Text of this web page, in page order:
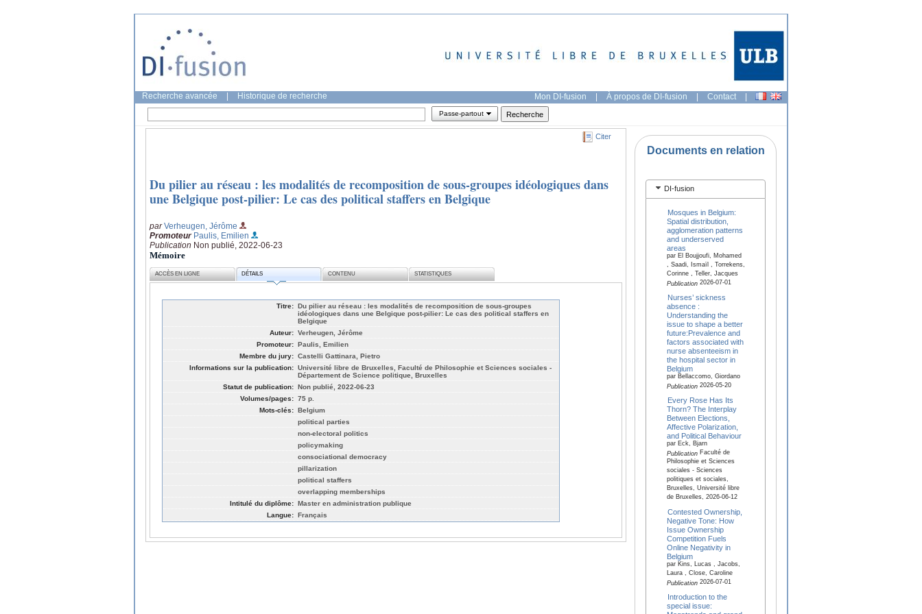
Recherche avancée Historique de recherche Mon DI-fusion | À propos de DI-fusion | Contact |
Passe-partout
Citer
Du pilier au réseau : les modalités de recomposition de sous-groupes idéologiques dans
une Belgique post-pilier: Le cas des political staffers en Belgique
parVerheugen, Jérôme
Promoteur Paulis, Emilien
Publication Non publié, 2022-06-23
Mémoire
ACCÈS EN LIGNE DÉTAILS CONTENU STATISTIQUES
Titre: Du pilier au réseau : les modalités de recomposition de sous-groupes
idéologiques dans une Belgique post-pilier: Le cas des political staffers en
Belgique
Auteur: Verheugen, Jérôme
Promoteur: Paulis, Emilien
Membre du jury: Castelli Gattinara, Pietro
Informations sur la publication: Université libre de Bruxelles, Faculté de Philosophie et Sciences sociales -
Département de Science politique, Bruxelles
Statut de publication: Non publié, 2022-06-23
Volumes/pages: 75 p.
Mots-clés: Belgium
political parties
non-electoral politics
policymaking
consociational democracy
pillarization
political staffers
overlapping memberships
Intitulé du diplôme: Master en administration publique
Langue: Français
Documents en relation
DI-fusion
Mosques in Belgium:
Spatial distribution,
agglomeration patterns
and underserved
areas
par El Boujjoufi, Mohamed
, Saadi, Ismaïl , Torrekens,
Corinne , Teller, Jacques
Publication2026-07-01
Nurses’ sickness
absence :
Understanding the
issue to shape a better
future:Prevalence and
factors associated with
nurse absenteeism in
the hospital sector in
Belgium
par Bellaccomo, Giordano
Publication2026-05-20
Every Rose Has Its
Thorn? The Interplay
Between Elections,
Affective Polarization,
and Political Behaviour
par Eck, Bjarn
PublicationFaculté de
Philosophie et Sciences
sociales - Sciences
politiques et sociales,
Bruxelles, Université libre
de Bruxelles, 2026-06-12
Contested Ownership,
Negative Tone: How
Issue Ownership
Competition Fuels
Online Negativity in
Belgium
par Kins, Lucas , Jacobs,
Laura , Close, Caroline
Publication2026-07-01
Introduction to the
special issue: